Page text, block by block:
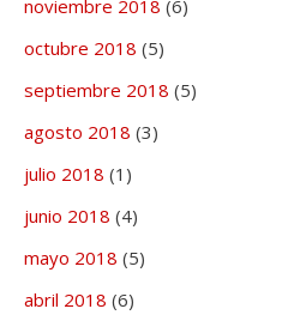
noviembre 2018 (6)
octubre 2018 (5)
septiembre 2018 (5)
agosto 2018 (3)
julio 2018 (1)
junio 2018 (4)
mayo 2018 (5)
abril 2018 (6)